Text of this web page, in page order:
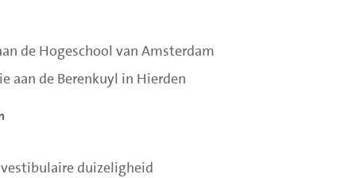
de Hogeschool van Amsterdam
aan de Berenkuyl in Hierden
duizeligheid